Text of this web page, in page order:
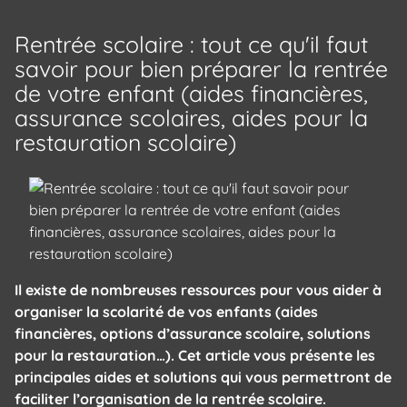
Rentrée scolaire : tout ce qu'il faut
savoir pour bien préparer la rentrée
de votre enfant (aides financières,
assurance scolaires, aides pour la
restauration scolaire)
Il existe de nombreuses ressources pour vous aider à
organiser la scolarité de vos enfants (aides
financières, options d’assurance scolaire, solutions
pour la restauration…). Cet article vous présente les
principales aides et solutions qui vous permettront de
faciliter l’organisation de la rentrée scolaire.